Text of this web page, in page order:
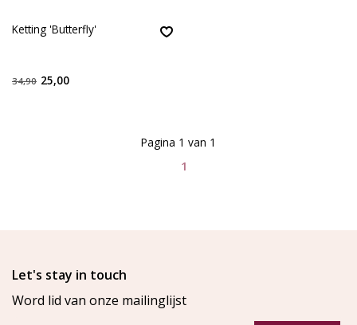
Ketting 'Butterfly'
34,90 25,00
1
Pagina 1 van 1
Let's stay in touch
Word lid van onze mailinglijst